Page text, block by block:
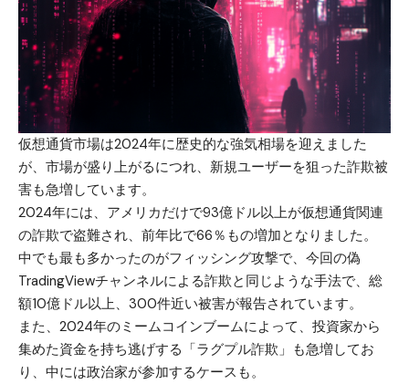
仮想通貨市場は2024年に歴史的な強気相場を迎えました
が、市場が盛り上がるにつれ、新規ユーザーを狙った詐欺被
害も急増しています。
2024年には、アメリカだけで93億ドル以上が仮想通貨関連
の詐欺で盗難され、前年比で66％もの増加となりました。
中でも最も多かったのがフィッシング攻撃で、今回の偽
TradingViewチャンネルによる詐欺と同じような手法で、総
額10億ドル以上、300件近い被害が報告されています。
また、2024年のミームコインブームによって、投資家から
集めた資金を持ち逃げする「ラグプル詐欺」も急増してお
り、中には政治家が参加するケースも。